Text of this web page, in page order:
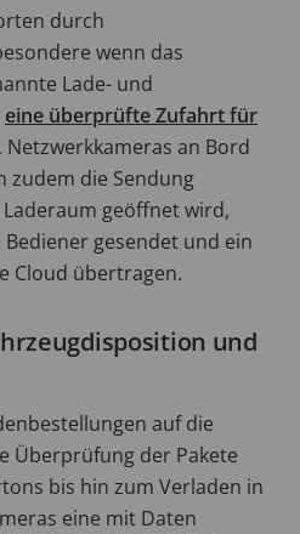
durch
wenn das
Lade- und
eine überprüfte Zufahrt für
Netzwerkkameras an Bord
zudem die Sendung
geöffnet wird,
gesendet und ein
Cloud übertragen.
und
auf die
Überprüfung der Pakete
bis hin zum Verladen in
eine mit Daten